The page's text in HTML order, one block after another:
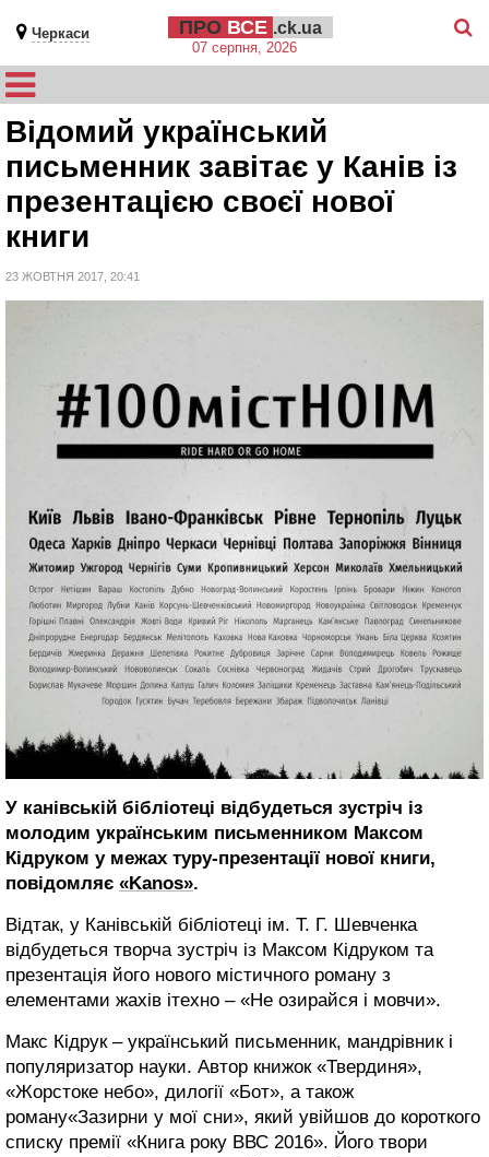
Черкаси ПРО ВСЕ .ck.ua
07 серпня, 2026
Відомий український
письменник завітає у Канів із
презентацією своєї нової
книги
23 ЖОВТНЯ 2017, 20:41
У канівській бібліотеці відбудеться зустріч із
молодим українським письменником Максом
Кідруком у межах туру-презентації нової книги,
повідомляє «Kanos».
Відтак, у Канівській бібліотеці ім. Т. Г. Шевченка
відбудеться творча зустріч із Максом Кідруком та
презентація його нового містичного роману з
елементами жахів ітехно – «Не озирайся і мовчи».
Макс Кідрук – український письменник, мандрівник і
популяризатор науки. Автор книжок «Твердиня»,
«Жорстоке небо», дилогії «Бот», а також
роману«Зазирни у мої сни», який увійшов до короткого
списку премії «Книга року ВВС 2016». Його твори